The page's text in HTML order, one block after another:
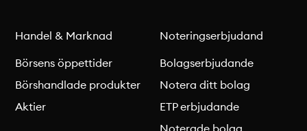
Handel & Marknad
Börsens öppettider
Börshandlade produkter
Aktier
Noteringserbjudand
Bolagserbjudande
Notera ditt bolag
ETP erbjudande